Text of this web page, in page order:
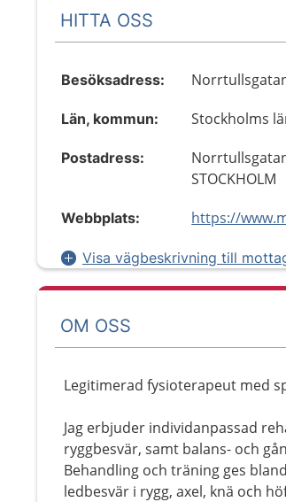
HITTA OSS
Besöksadress:
Län, kommun: Stockholms
Postadress:
STOCKHOLM
Webbplats: https://
Visa vägbeskrivning till
OM OSS
Legitimerad fysioterapeut med
Jag erbjuder individanpassad
ryggbesvär, samt balans- och
Behandling och träning ges
ledbesvär i rygg, axel, knä och